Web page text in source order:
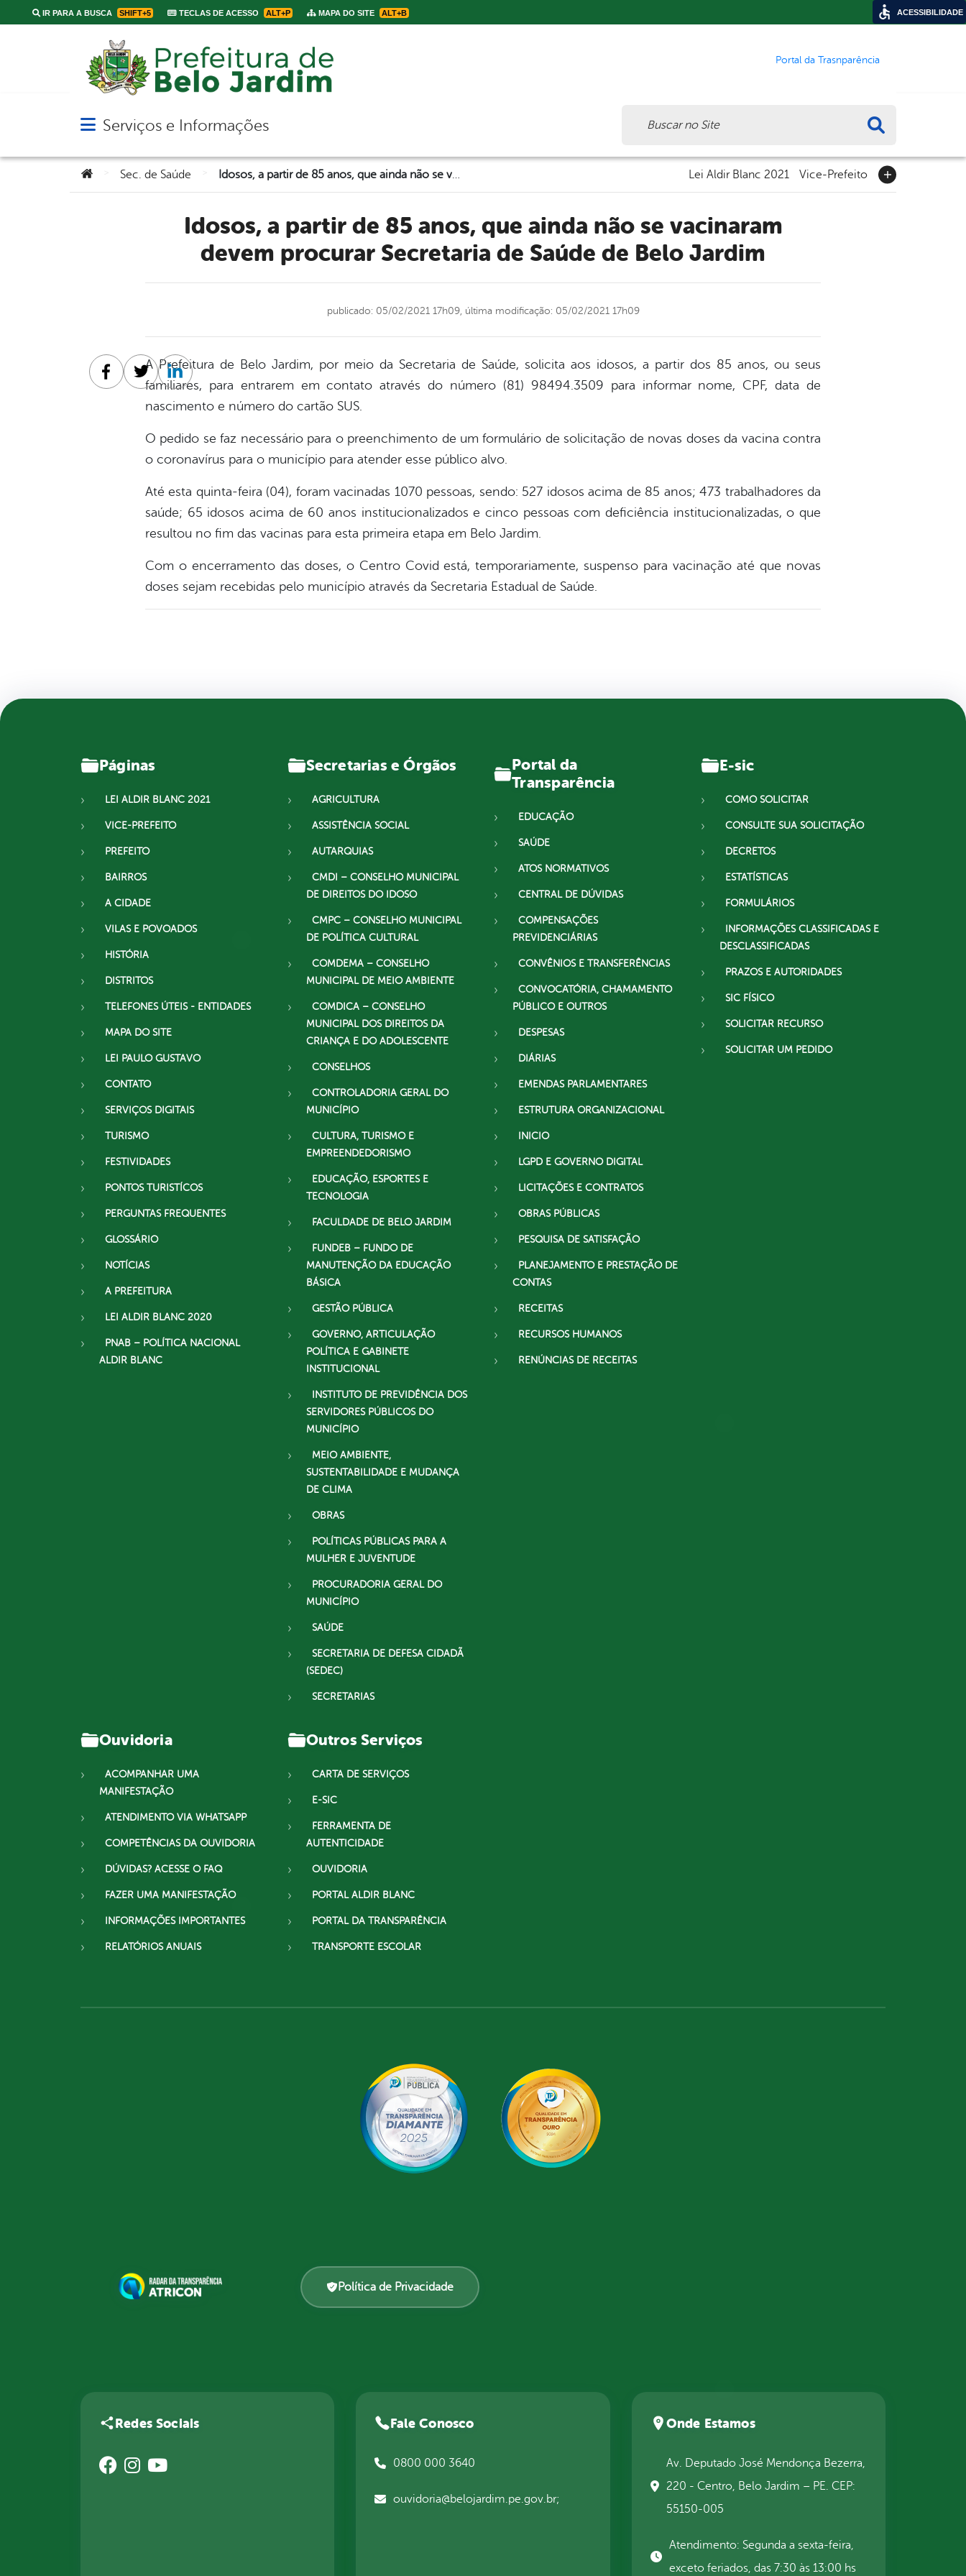
IR PARA A BUSCA SHIFT+5 TECLAS DE ACESSO ALT+P MAPA DO SITE ALT+B
Portal da Trasnparência
Abrir menu principal de navegação
Serviços e Informações
Você está aqui:Sec. de Saúde Lei Aldir Blanc 2021 Vice-Prefeito
Idosos, a partir de 85 anos, que ainda não se vacinaram
devem procurar Secretaria de Saúde de Belo Jardim
publicado: 05/02/2021 17h09, última modificação: 05/02/2021 17h09
A Prefeitura de Belo Jardim, por meio da Secretaria de Saúde, solicita aos idosos, a partir dos 85 anos, ou seus
familiares, para entrarem em contato através do número (81) 98494.3509 para informar nome, CPF, data de
nascimento e número do cartão SUS.
O pedido se faz necessário para o preenchimento de um formulário de solicitação de novas doses da vacina contra
o coronavírus para o município para atender esse público alvo.
Até esta quinta-feira (04), foram vacinadas 1070 pessoas, sendo: 527 idosos acima de 85 anos; 473 trabalhadores da
saúde; 65 idosos acima de 60 anos institucionalizados e cinco pessoas com deficiência institucionalizadas, o que
resultou no fim das vacinas para esta primeira etapa em Belo Jardim.
Com o encerramento das doses, o Centro Covid está, temporariamente, suspenso para vacinação até que novas
doses sejam recebidas pelo município através da Secretaria Estadual de Saúde.
Facebook
TwitterLinkedin
Páginas
LEI ALDIR BLANC 2021
VICE-PREFEITO
PREFEITO
BAIRROS
A CIDADE
VILAS E POVOADOS
HISTÓRIA
DISTRITOS
TELEFONES ÚTEIS - ENTIDADES
MAPA DO SITE
LEI PAULO GUSTAVO
CONTATO
SERVIÇOS DIGITAIS
TURISMO
FESTIVIDADES
PONTOS TURISTÍCOS
PERGUNTAS FREQUENTES
GLOSSÁRIO
NOTÍCIAS
A PREFEITURA
LEI ALDIR BLANC 2020
PNAB – POLÍTICA NACIONAL
ALDIR BLANC
Secretarias e Órgãos
AGRICULTURA
ASSISTÊNCIA SOCIAL
AUTARQUIAS
CMDI – CONSELHO MUNICIPAL
DE DIREITOS DO IDOSO
CMPC – CONSELHO MUNICIPAL
DE POLÍTICA CULTURAL
COMDEMA – CONSELHO
MUNICIPAL DE MEIO AMBIENTE
COMDICA – CONSELHO
MUNICIPAL DOS DIREITOS DA
CRIANÇA E DO ADOLESCENTE
CONSELHOS
CONTROLADORIA GERAL DO
MUNICÍPIO
CULTURA, TURISMO E
EMPREENDEDORISMO
EDUCAÇÃO, ESPORTES E
TECNOLOGIA
FACULDADE DE BELO JARDIM
FUNDEB – FUNDO DE
MANUTENÇÃO DA EDUCAÇÃO
BÁSICA
GESTÃO PÚBLICA
GOVERNO, ARTICULAÇÃO
POLÍTICA E GABINETE
INSTITUCIONAL
INSTITUTO DE PREVIDÊNCIA DOS
SERVIDORES PÚBLICOS DO
MUNICÍPIO
MEIO AMBIENTE,
SUSTENTABILIDADE E MUDANÇA
DE CLIMA
OBRAS
POLÍTICAS PÚBLICAS PARA A
MULHER E JUVENTUDE
PROCURADORIA GERAL DO
MUNICÍPIO
SAÚDE
SECRETARIA DE DEFESA CIDADÃ
(SEDEC)
SECRETARIAS
Portal da
Transparência
EDUCAÇÃO
SAÚDE
ATOS NORMATIVOS
CENTRAL DE DÚVIDAS
COMPENSAÇÕES
PREVIDENCIÁRIAS
CONVÊNIOS E TRANSFERÊNCIAS
CONVOCATÓRIA, CHAMAMENTO
PÚBLICO E OUTROS
DESPESAS
DIÁRIAS
EMENDAS PARLAMENTARES
ESTRUTURA ORGANIZACIONAL
INICIO
LGPD E GOVERNO DIGITAL
LICITAÇÕES E CONTRATOS
OBRAS PÚBLICAS
PESQUISA DE SATISFAÇÃO
PLANEJAMENTO E PRESTAÇÃO DE
CONTAS
RECEITAS
RECURSOS HUMANOS
RENÚNCIAS DE RECEITAS
E-sic
COMO SOLICITAR
CONSULTE SUA SOLICITAÇÃO
DECRETOS
ESTATÍSTICAS
FORMULÁRIOS
INFORMAÇÕES CLASSIFICADAS E
DESCLASSIFICADAS
PRAZOS E AUTORIDADES
SIC FÍSICO
SOLICITAR RECURSO
SOLICITAR UM PEDIDO
Ouvidoria
ACOMPANHAR UMA
MANIFESTAÇÃO
ATENDIMENTO VIA WHATSAPP
COMPETÊNCIAS DA OUVIDORIA
DÚVIDAS? ACESSE O FAQ
FAZER UMA MANIFESTAÇÃO
INFORMAÇÕES IMPORTANTES
RELATÓRIOS ANUAIS
Outros Serviços
CARTA DE SERVIÇOS
E-SIC
FERRAMENTA DE
AUTENTICIDADE
OUVIDORIA
PORTAL ALDIR BLANC
PORTAL DA TRANSPARÊNCIA
TRANSPORTE ESCOLAR
Política de Privacidade
Redes Sociais Fale Conosco
0800 000 3640
ouvidoria@belojardim.pe.gov.br;
Onde Estamos
Av. Deputado José Mendonça Bezerra,
220 - Centro, Belo Jardim – PE. CEP:
55150-005
Atendimento: Segunda a sexta-feira,
exceto feriados, das 7:30 às 13:00 hs
ACESSIBILIDADE